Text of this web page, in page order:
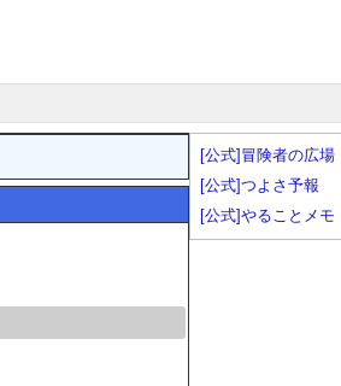
[公式]冒険者の広場
[公式]つよさ予報
[公式]やることメモ